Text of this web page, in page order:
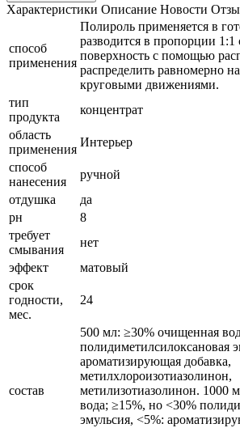
Характеристики Описание Новости
способ
применения
Полироль применяется в
разводится в пропорции
поверхность с помощью
распределить равномерно
круговыми движениями.
тип
продукта
концентрат
область
применения
Интерьер
способ
нанесения
ручной
отдушка
да
рн
8
требует
смывания
нет
эффект
матовый
срок
годности,
мес.
24
состав
500 мл: ≥30% очищенная
полидиметилсилоксановая
ароматизирующая добавка,
метилхлороизотиазолинон,
метилизотиазолинон. 1000
вода; ≥15%, но <30%
эмульсия, <5%: